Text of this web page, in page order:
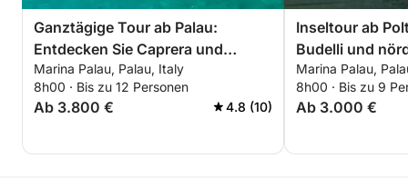
Ganztägige Tour ab Palau:
Entdecken Sie Caprera und
Maddalena
Marina Palau, Palau, Italy
8h00 · Bis zu 12 Personen
Ab 3.800 € 4.8 (10)
Inseltour ab
Budelli und
Maddalena
Marina Palau,
8h00 · Bis zu 9
Ab 3.000 €